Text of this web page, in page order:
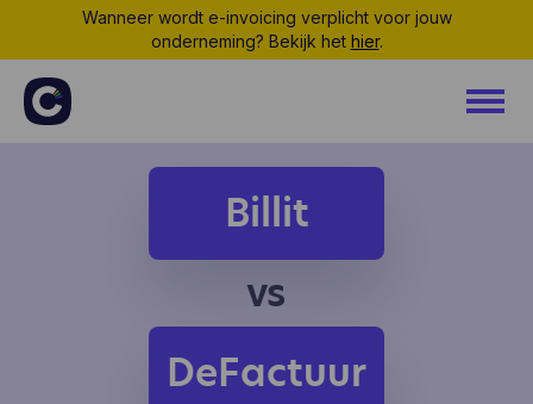
Wanneer wordt e-invoicing verplicht voor jouw
onderneming? Bekijk het hier.
Billit
vs
DeFactuur